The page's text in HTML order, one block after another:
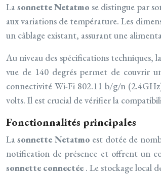
Lasonnette Netatmose distingue par
aux variations de température. Les
un câblage existant, assurant une
Au niveau des spécifications techniques,
vue de 140 degrés permet de couvrir
connectivité Wi-Fi 802.11 b/g/n
volts. Il est crucial de vérifier la
Fonctionnalités principales
Lasonnette Netatmo est dotée de
notification de présence et offrent un
sonnette connectée . Le stockage local